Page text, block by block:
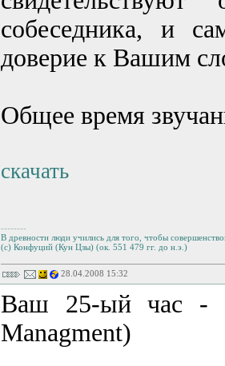
собеседника, и
доверие к Вашим
Общее время
скачать
--------
В древности люди учились для того, чтобы
(с) Конфуций (Кун Цзы) (ок. 551 479 гг. до н.э.)
28.04.2008 15:32
Ваш 25-ый час -
Managment)